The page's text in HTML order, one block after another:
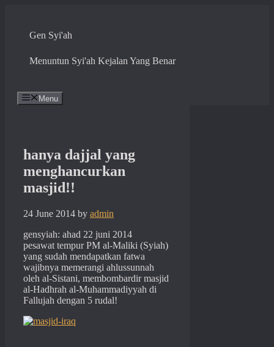
contentGen Syi'ah
Menuntun Syi'ah Kejalan Yang Benar
Menu
hanya dajjal yang
menghancurkan
masjid!!
24 June 2014 by admin
gensyiah: ahad 22 juni 2014
pesawat tempur PM al-Maliki (Syiah)
yang sudah mendapatkan fatwa
wajibnya memerangi ahlussunnah
oleh al-Sistani, membombardir masjid
al-Hadhrah al-Muhammadiyyah di
Fallujah dengan 5 rudal!